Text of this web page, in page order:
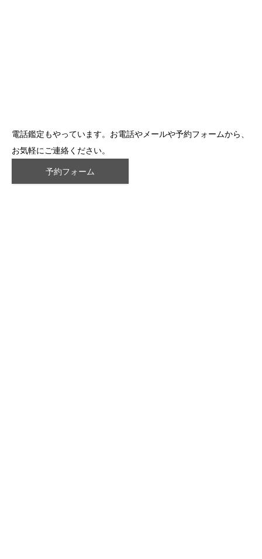
電話鑑定もやっています。お電話やメールや予約フォームから、
お気軽にご連絡ください。
予約フォーム